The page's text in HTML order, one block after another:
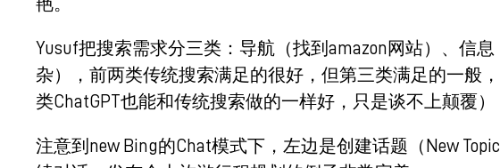
Yusuf把搜索需求分三类：导航（找到amazon网站）、信
杂），前两类传统搜索满足的很好，但第三类满足的一般
类ChatGPT也能和传统搜索做的一样好，只是谈不上颠覆）
注意到new Bing的Chat模式下，左边是创建话题（New